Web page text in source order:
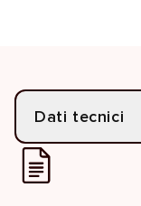
Dati tecnici